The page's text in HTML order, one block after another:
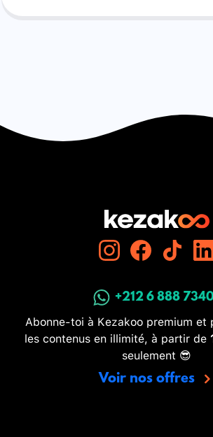
+212 6 888
Abonne-toi à Kezakoo premium
les contenus en illimité, à partir de
seulement 😎
Voir nos offres